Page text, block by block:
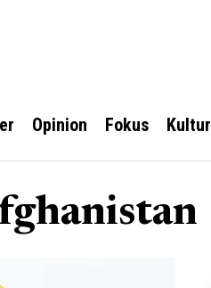
Opinion Fokus Kultur